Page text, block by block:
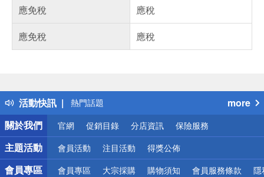
應免稅
應稅
應免稅
應稅
活動快訊
得獎公告
熱門話題
銀行優惠
偏遠地區配送
詐騙網頁！請小心！
more
關於我們
官網 促銷目錄 分店資訊 保險服務
主題活動 會員活動 注目活動 得獎公佈
會員專區 會員專區 大宗採購 購物須知 會員服務條款 隱